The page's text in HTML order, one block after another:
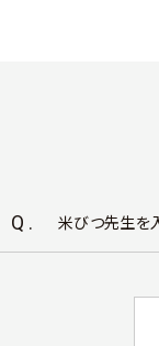
Q. 米びつ先生を